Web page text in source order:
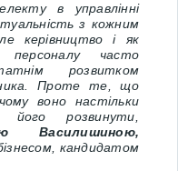
в управлінні
з кожним
керівництво і як
персоналу часто
розвитком
Проте те, що
воно настільки
розвинути,
Василишиною,
кандидатом